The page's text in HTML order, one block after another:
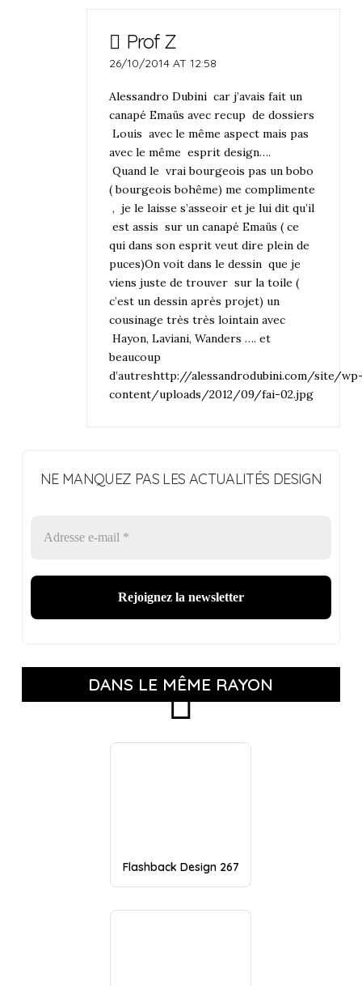
Prof Z
26/10/2014 AT 12:58
Alessandro Dubini car j’avais fait un
canapé Emaüs avec recup de dossiers
Louis avec le même aspect mais pas
avec le même esprit design….
Quand le vrai bourgeois pas un bobo
( bourgeois bohême) me complimente
, je le laisse s’asseoir et je lui dit qu’il
est assis sur un canapé Emaüs ( ce
qui dans son esprit veut dire plein de
puces)On voit dans le dessin que je
viens juste de trouver sur la toile (
c’est un dessin après projet) un
cousinage très très lointain avec
Hayon, Laviani, Wanders …. et
beaucoup
d’autreshttp://alessandrodubini.com/site/
content/uploads/2012/09/fai-02.jpg
NE MANQUEZ PAS LES ACTUALITÉS DESIGN
DANS LE MÊME RAYON
Flashback Design 267